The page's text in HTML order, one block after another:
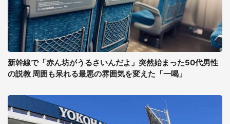
新幹線で「赤ん坊がうるさいんだよ」突然始まった50代男性
の説教 周囲も呆れる最悪の雰囲気を変えた「一喝」